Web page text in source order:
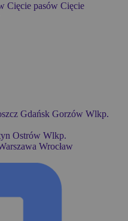
Cięcie pasów Cięcie
Gdańsk Gorzów Wlkp.
Ostrów Wlkp.
Wrocław